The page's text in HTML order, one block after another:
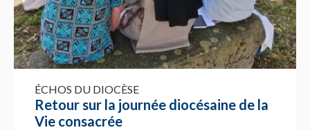
ÉCHOS DU DIOCÈSE
Retour sur la journée diocésaine de la
Vie consacrée